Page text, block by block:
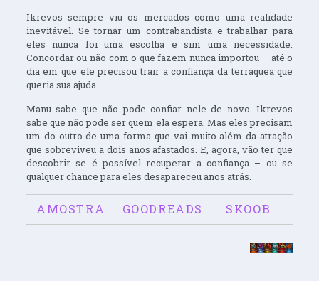
Ikrevos sempre viu os mercados como uma realidade
inevitável. Se tornar um contrabandista e trabalhar para
eles nunca foi uma escolha e sim uma necessidade.
Concordar ou não com o que fazem nunca importou – até o
dia em que ele precisou trair a confiança da terráquea que
queria sua ajuda.
Manu sabe que não pode confiar nele de novo. Ikrevos
sabe que não pode ser quem ela espera. Mas eles precisam
um do outro de uma forma que vai muito além da atração
que sobreviveu a dois anos afastados. E, agora, vão ter que
descobrir se é possível recuperar a confiança – ou se
qualquer chance para eles desapareceu anos atrás.
AMOSTRA GOODREADS SKOOB